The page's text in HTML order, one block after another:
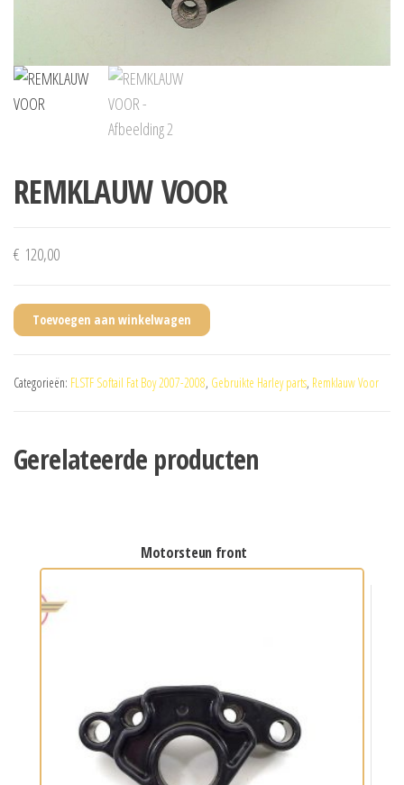
REMKLAUW VOOR
€ 120,00
Toevoegen aan winkelwagen
Categorieën: FLSTF Softail Fat Boy 2007-2008, Gebruikte Harley parts, Remklauw Voor
Gerelateerde producten
motorsteun front